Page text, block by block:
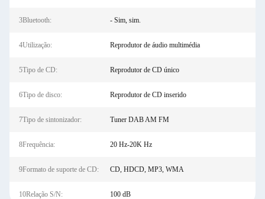
3Bluetooth: - Sim, sim.
4Utilização: Reprodutor de áudio multimédia
5Tipo de CD: Reprodutor de CD único
6Tipo de disco: Reprodutor de CD inserido
7Tipo de sintonizador: Tuner DAB AM FM
8Frequência: 20 Hz-20K Hz
9Formato de suporte de CD: CD, HDCD, MP3, WMA
10Relação S/N: 100 dB